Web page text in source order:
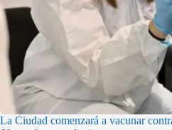
La Ciudad comenzará a vacunar